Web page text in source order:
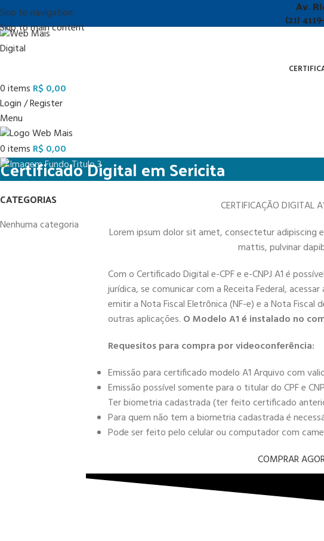
Skip to navigation
Skip to main content
Av.
(21)
0items R$ 0,00
Login / Register
Menu
0items R$ 0,00
Certificado Digital em Sericita
CATEGORIAS
Nenhuma categoria
CERTIFICAÇÃO DIGITAL
Lorem ipsum dolor sit amet, consectetur adipiscing
mattis, pulvinar
Com o Certificado Digital e-CPF e e-CNPJ A1 é
jurídica, se comunicar com a Receita Federal,
emitir a Nota Fiscal Eletrônica (NF-e) e a Nota Fiscal
outras aplicações. O Modelo A1 é instalado no
Requesitos para compra por videoconferência:
Emissão para certificado modelo A1 Arquivo com
Emissão possível somente para o titular do CPF e
Ter biometria cadastrada (ter feito certificado
Para quem não tem a biometria cadastrada é
Pode ser feito pelo celular ou computador com
COMPRAR